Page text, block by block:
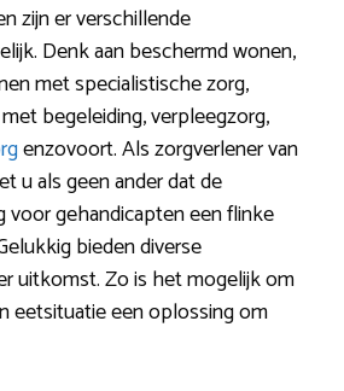
zijn er verschillende
Denk aan beschermd wonen,
met specialistische zorg,
begeleiding, verpleegzorg,
enzovoort. Als zorgverlener van
u als geen ander dat de
voor gehandicapten een flinke
bieden diverse
uitkomst. Zo is het mogelijk om
eetsituatie een oplossing om